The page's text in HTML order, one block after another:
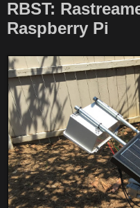
RBST:
Raspberry Pi